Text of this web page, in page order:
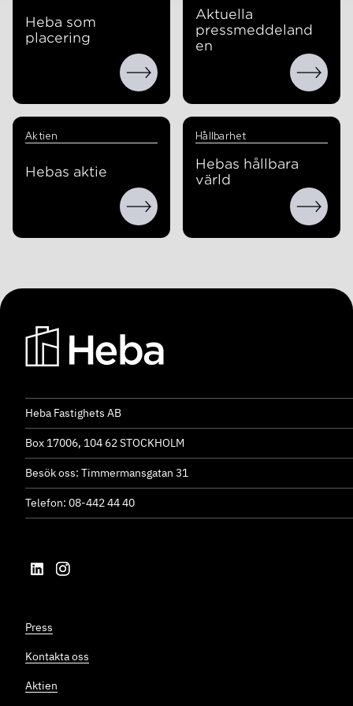
Heba som
placering
Aktuella
pressmeddeland
en
Aktien
Hebas aktie
Hållbarhet
Hebas hållbara
värld
Press
Kontakta oss
Aktien
Heba Fastighets AB
Box 17006, 104 62 STOCKHOLM
Besök oss: Timmermansgatan 31
Telefon: 08-442 44 40